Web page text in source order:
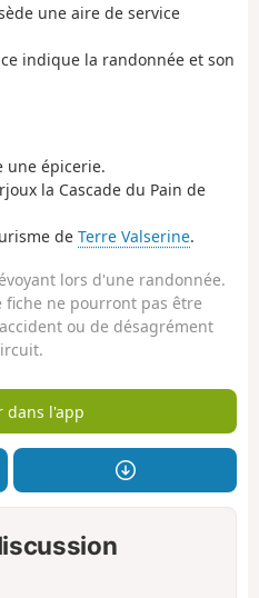
une aire de service
indique la randonnée et son
une épicerie.
la Cascade du Pain de
de Terre Valserine.
lors d'une randonnée.
fiche ne pourront pas être
ou de désagrément
dans l'app